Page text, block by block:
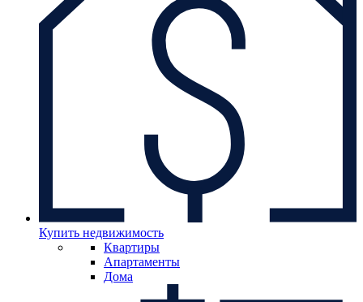
Купить недвижимость
Квартиры
Апартаменты
Дома